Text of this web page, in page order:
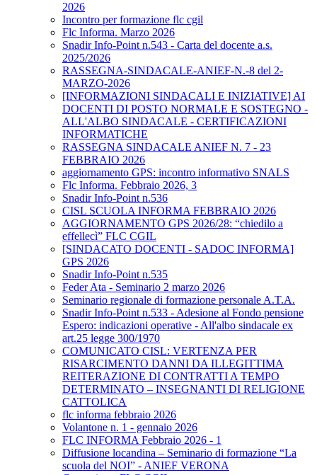
2026
Incontro per formazione flc cgil
Flc Informa. Marzo 2026
Snadir Info-Point n.543 - Carta del docente a.s.
2025/2026
RASSEGNA-SINDACALE-ANIEF-N.-8 del 2-
MARZO-2026
[INFORMAZIONI SINDACALI E INIZIATIVE] AI
DOCENTI DI POSTO NORMALE E SOSTEGNO -
ALL'ALBO SINDACALE - CERTIFICAZIONI
INFORMATICHE
RASSEGNA SINDACALE ANIEF N. 7 - 23
FEBBRAIO 2026
aggiornamento GPS: incontro informativo SNALS
Flc Informa. Febbraio 2026, 3
Snadir Info-Point n.536
CISL SCUOLA INFORMA FEBBRAIO 2026
AGGIORNAMENTO GPS 2026/28: “chiedilo a
effellecì” FLC CGIL
[SINDACATO DOCENTI - SADOC INFORMA]
GPS 2026
Snadir Info-Point n.535
Feder Ata - Seminario 2 marzo 2026
Seminario regionale di formazione personale A.T.A.
Snadir Info-Point n.533 - Adesione al Fondo pensione
Espero: indicazioni operative - All'albo sindacale ex
art.25 legge 300/1970
COMUNICATO CISL: VERTENZA PER
RISARCIMENTO DANNI DA ILLEGITTIMA
REITERAZIONE DI CONTRATTI A TEMPO
DETERMINATO – INSEGNANTI DI RELIGIONE
CATTOLICA
flc informa febbraio 2026
Volantone n. 1 - gennaio 2026
FLC INFORMA Febbraio 2026 - 1
Diffusione locandina – Seminario di formazione “La
scuola del NOI” - ANIEF VERONA